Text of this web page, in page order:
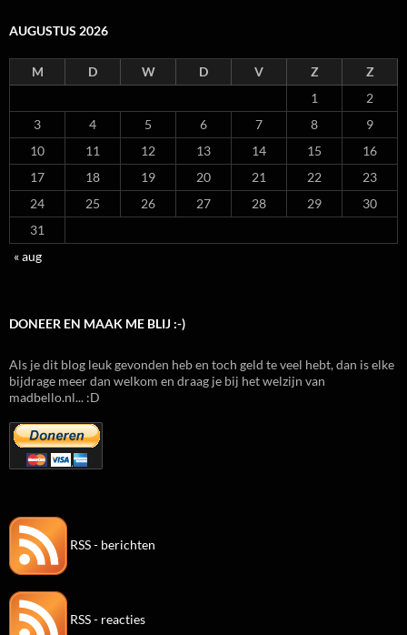
AUGUSTUS 2026
M D W D V Z
Z
1
2
3
4 5 6 7 8
9
10
11 12 13 14 15
16
17
18 19 20 21 22
23
24
25 26 27 28 29
30
31
« aug
DONEER EN MAAK ME BLIJ :-)
Als je dit blog leuk gevonden heb en toch geld te veel hebt, dan is elke
bijdrage meer dan welkom en draag je bij het welzijn van
madbello.nl... :D
RSS - berichten
RSS - reacties